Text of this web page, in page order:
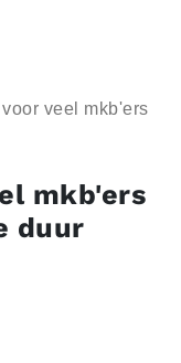
veel mkb'ers
mkb'ers
duur